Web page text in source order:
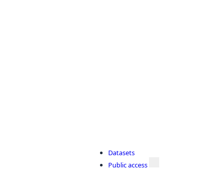
Datasets
Public access